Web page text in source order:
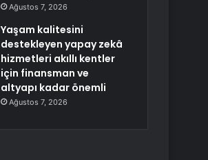
Ağustos 7, 2026
Yaşam kalitesini
destekleyen yapay zekâ
hizmetleri akıllı kentler
için finansman ve
altyapı kadar önemli
Ağustos 7, 2026